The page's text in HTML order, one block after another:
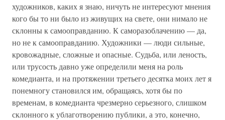
художников, каких я знаю, ничуть не интересуют мнения
кого бы то ни было из живущих на свете, они нимало не
склонны к самооправданию. К саморазоблачению — да,
но не к самооправданию. Художники — люди сильные,
кровожадные, сложные и опасные. Судьба, или леность,
или трусость давно уже определили меня на роль
комедианта, и на протяжении третьего десятка моих лет я
понемногу становился им, обращаясь, хотя бы по
временам, в комедианта чрезмерно серьезного, слишком
склонного к ублаготворению публики, а это, конечно,